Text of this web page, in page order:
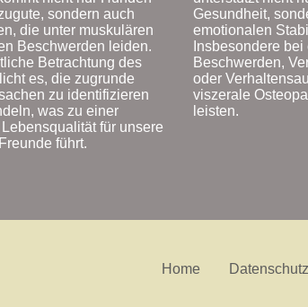
sondern auch
die unter muskulären
Beschwerden leiden.
Betrachtung des
es, die zugrunde
zu identifizieren
was zu einer
für unsere
führt.
Gesundheit,
emotionalen
Insbesondere
Beschwerden,
oder
viszerale
leisten.
Home